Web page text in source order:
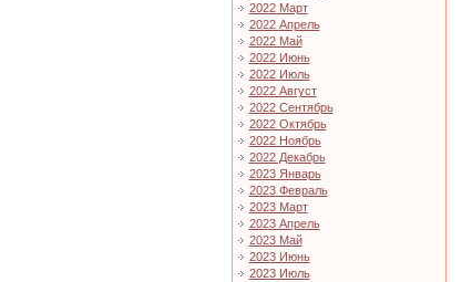
2022 Март
2022 Апрель
2022 Май
2022 Июнь
2022 Июль
2022 Август
2022 Сентябрь
2022 Октябрь
2022 Ноябрь
2022 Декабрь
2023 Январь
2023 Февраль
2023 Март
2023 Апрель
2023 Май
2023 Июнь
2023 Июль